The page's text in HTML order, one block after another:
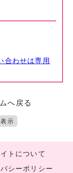
合わせは専用
へ戻る
示
トについて
シーポリシー